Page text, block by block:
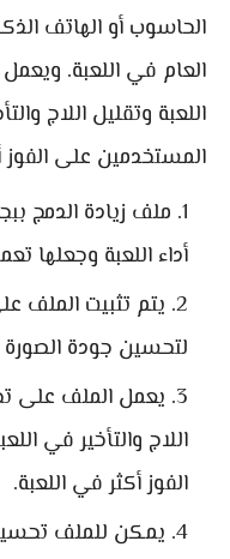
الحاسوب أو الهاتف
العام في اللعبة.
اللعبة وتقليل اللاج
المستخدمين على الفوز
ملف زيادة الدمج
أداء اللعبة وجعلها
يتم تثبيت الملف
لتحسين جودة الصورة
يعمل الملف على
اللاج والتأخير في
الفوز أكثر في اللعبة.
يمكن للملف تحسين